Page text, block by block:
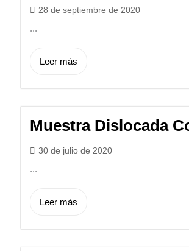
28 de septiembre de 2020
...
Leer más
Muestra Dislocada
30 de julio de 2020
...
Leer más